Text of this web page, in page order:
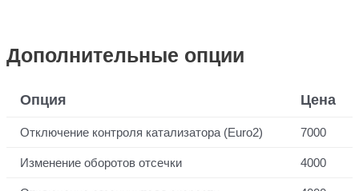
Дополнительные опции
Опция Цена
Отключение контроля катализатора (Euro2) 7000
Изменение оборотов отсечки 4000